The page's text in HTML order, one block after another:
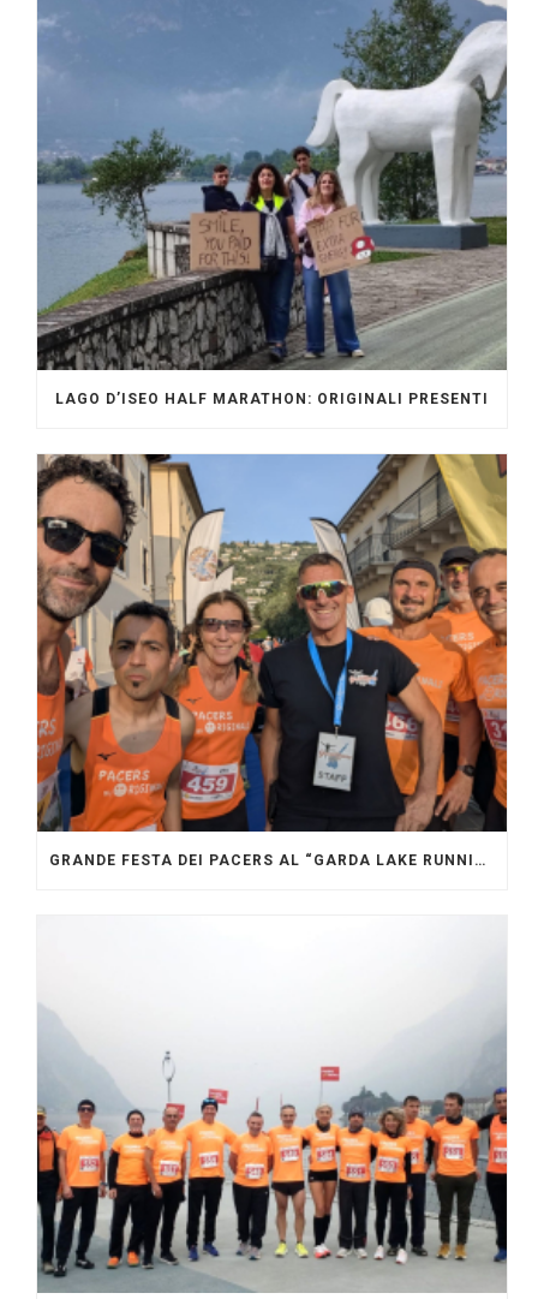
LAGO D’ISEO HALF MARATHON: ORIGINALI PRESENTI
GRANDE FESTA DEI PACERS AL “GARDA LAKE RUNNING FESTIVAL”